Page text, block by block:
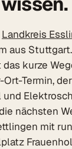
Landkreis
aus
kurze
Termin,
und
nächsten
mit